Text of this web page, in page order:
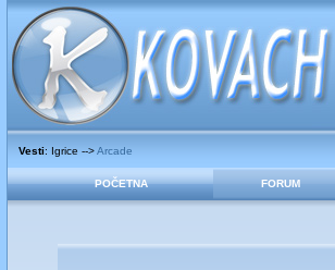
Vesti: Igrice -->Arcade
POČETNA FORUM